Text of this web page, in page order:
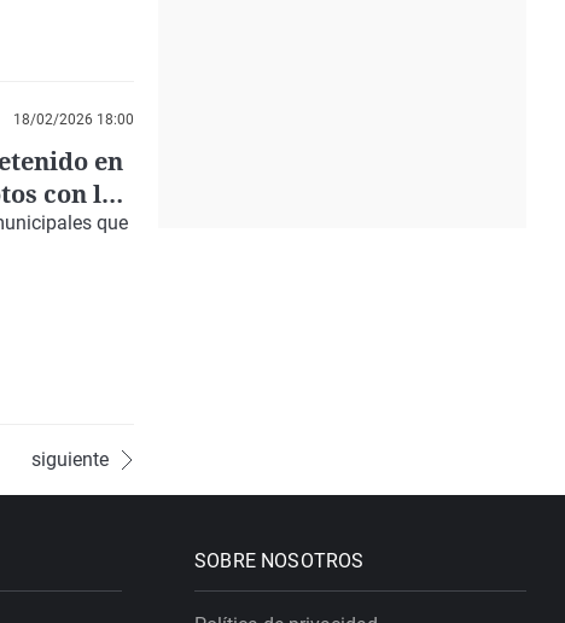
18/02/2026 18:00
en
con los
que
siguiente
SOBRE NOSOTROS